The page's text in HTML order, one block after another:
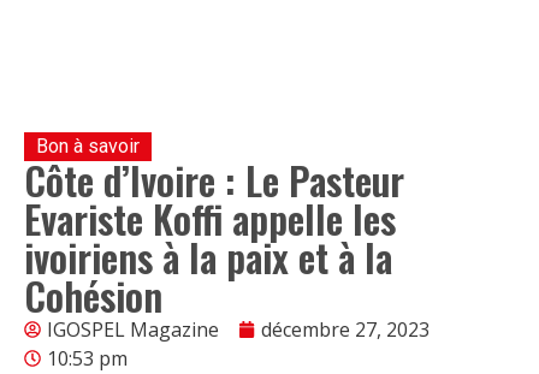
Bon à savoir
Côte d’Ivoire : Le Pasteur
Evariste Koffi appelle les
ivoiriens à la paix et à la
Cohésion
IGOSPEL Magazine
décembre 27, 2023
10:53 pm